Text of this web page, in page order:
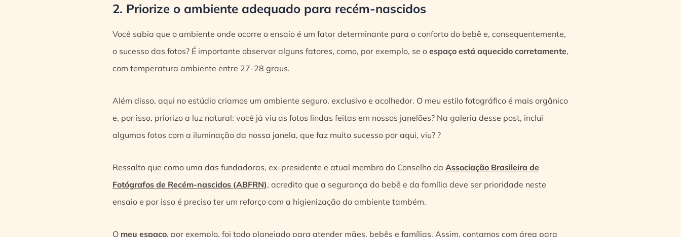
2. Priorize o ambiente adequado para recém-nascidos
Você sabia que o ambiente onde ocorre o ensaio é um fator determinante para o conforto do bebê e, consequentemente,
o sucesso das fotos? É importante observar alguns fatores, como, por exemplo, se o espaço está aquecido corretamente,
com temperatura ambiente entre 27-28 graus.
Além disso, aqui no estúdio criamos um ambiente seguro, exclusivo e acolhedor. O meu estilo fotográfico é mais orgânico
e, por isso, priorizo a luz natural: você já viu as fotos lindas feitas em nossos janelões? Na galeria desse post, inclui
algumas fotos com a iluminação da nossa janela, que faz muito sucesso por aqui, viu? ?
Ressalto que como uma das fundadoras, ex-presidente e atual membro do Conselho da Associação Brasileira de
Fotógrafos de Recém-nascidos (ABFRN), acredito que a segurança do bebê e da família deve ser prioridade neste
ensaio e por isso é preciso ter um reforço com a higienização do ambiente também.
O meu espaço, por exemplo, foi todo planejado para atender mães, bebês e famílias. Assim, contamos com área para